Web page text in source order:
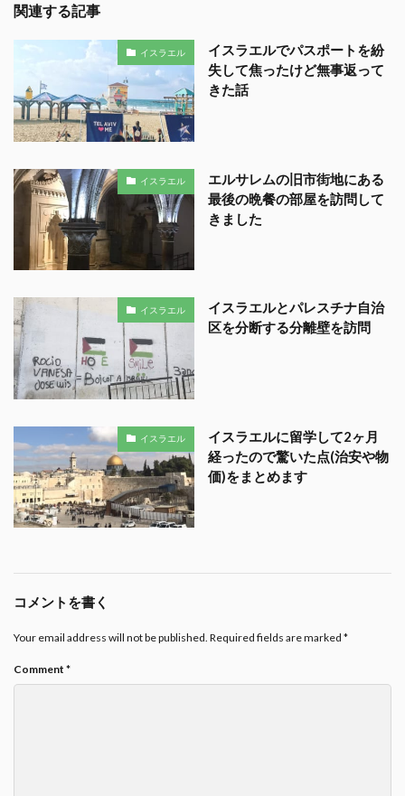
関連する記事
イスラエル
イスラエルでパスポートを紛
失して焦ったけど無事返って
きた話
イスラエル
エルサレムの旧市街地にある
最後の晩餐の部屋を訪問して
きました
イスラエル
イスラエルとパレスチナ自治
区を分断する分離壁を訪問
イスラエル
イスラエルに留学して2ヶ月
経ったので驚いた点(治安や物
価)をまとめます
コメントを書く
Your email address will not be published. Required fields are marked *
Comment *